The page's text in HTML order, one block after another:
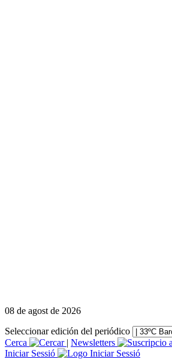
08 de agost de 2026
Seleccionar edición del periódico
Cerca
| Newsletters
Iniciar Sessió